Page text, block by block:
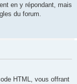
en y répondant, mais
du forum.
HTML, vous offrant